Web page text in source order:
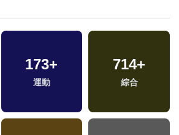
173+
運動
714+
綜合